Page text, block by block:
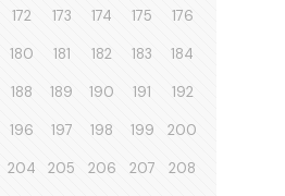
172 173 174 175 176
180 181 182 183 184
188 189 190 191 192
196 197 198 199 200
204 205 206 207 208